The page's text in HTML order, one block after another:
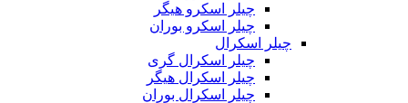
چیلر اسکرو هیگر
چیلر اسکرو بوران
چیلر اسکرال
چیلر اسکرال گری
چیلر اسکرال هیگر
چیلر اسکرال بوران